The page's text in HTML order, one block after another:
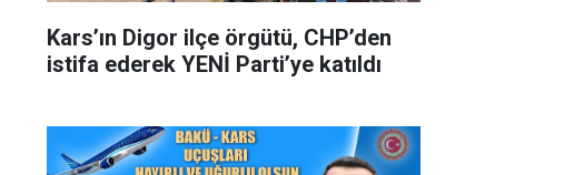
Kars’ın Digor ilçe örgütü, CHP’den
istifa ederek YENİ Parti’ye katıldı